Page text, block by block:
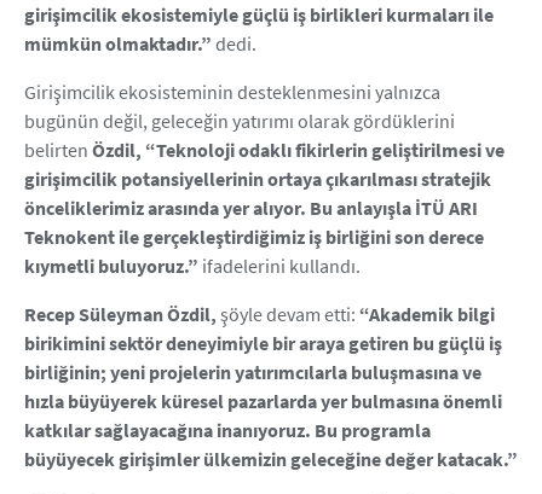
girişimcilik ekosistemiyle güçlü iş birlikleri kurmaları ile
mümkün olmaktadır.” dedi.
Girişimcilik ekosisteminin desteklenmesini yalnızca
bugünün değil, geleceğin yatırımı olarak gördüklerini
belirten Özdil, “Teknoloji odaklı fikirlerin geliştirilmesi ve
girişimcilik potansiyellerinin ortaya çıkarılması stratejik
önceliklerimiz arasında yer alıyor. Bu anlayışla İTÜ ARI
Teknokent ile gerçekleştirdiğimiz iş birliğini son derece
kıymetli buluyoruz.” ifadelerini kullandı.
Recep Süleyman Özdil, şöyle devam etti: “Akademik bilgi
birikimini sektör deneyimiyle bir araya getiren bu güçlü iş
birliğinin; yeni projelerin yatırımcılarla buluşmasına ve
hızla büyüyerek küresel pazarlarda yer bulmasına önemli
katkılar sağlayacağına inanıyoruz. Bu programla
büyüyecek girişimler ülkemizin geleceğine değer katacak.”